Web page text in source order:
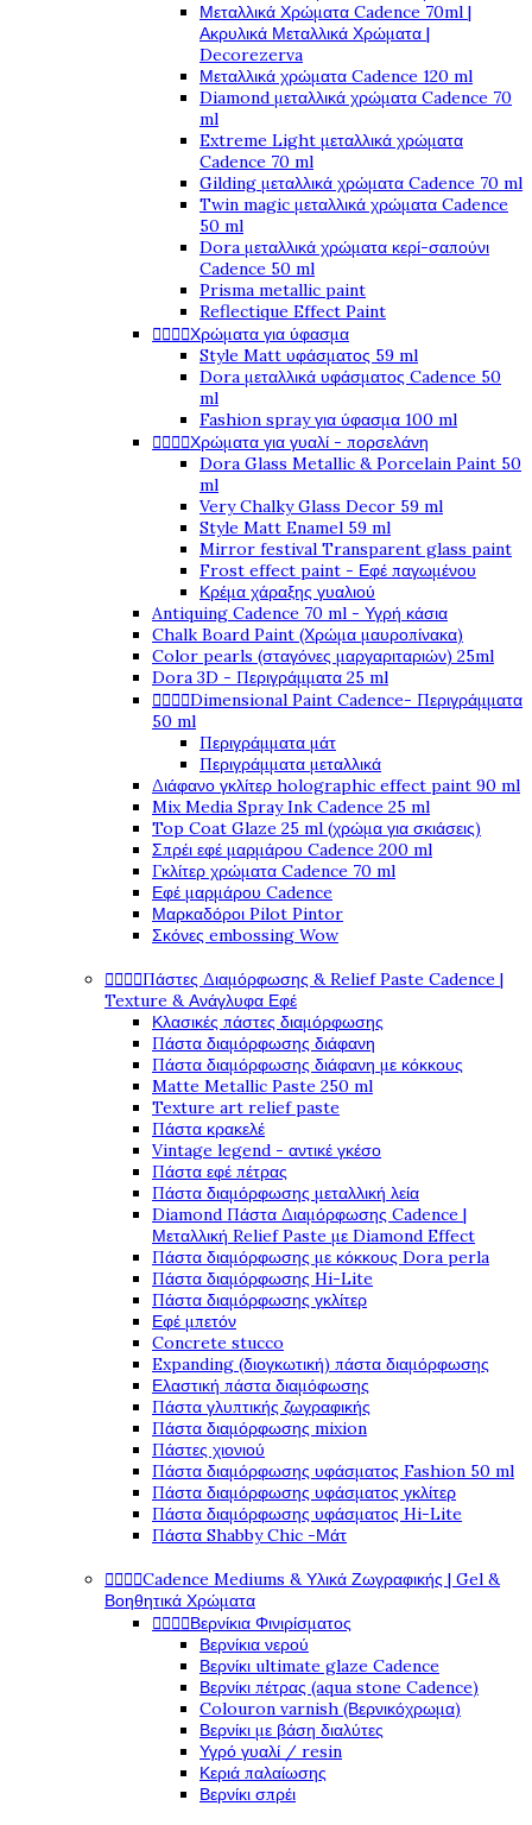
Μεταλλικά Χρώματα Cadence 70ml |
Ακρυλικά Μεταλλικά Χρώματα |
Decorezerva
Μεταλλικά χρώματα Cadence 120 ml
Diamond μεταλλικά χρώματα Cadence 70
ml
Extreme Light μεταλλικά χρώματα
Cadence 70 ml
Gilding μεταλλικά χρώματα Cadence 70 ml
Twin magic μεταλλικά χρώματα Cadence
50 ml
Dora μεταλλικά χρώματα κερί-σαπούνι
Cadence 50 ml
Prisma metallic paint
Reflectique Effect Paint
Χρώματα για ύφασμα
Style Matt υφάσματος 59 ml
Dora μεταλλικά υφάσματος Cadence 50
ml
Fashion spray για ύφασμα 100 ml
Χρώματα για γυαλί - πορσελάνη
Dora Glass Metallic & Porcelain Paint 50
ml
Very Chalky Glass Decor 59 ml
Style Matt Enamel 59 ml
Mirror festival Transparent glass paint
Frost effect paint - Εφέ παγωμένου
Κρέμα χάραξης γυαλιού
Antiquing Cadence 70 ml - Υγρή κάσια
Chalk Board Paint (Χρώμα μαυροπίνακα)
Color pearls (σταγόνες μαργαριταριών) 25ml
Dora 3D - Περιγράμματα 25 ml
Dimensional Paint Cadence- Περιγράμματα
50 ml
Περιγράμματα μάτ
Περιγράμματα μεταλλικά
Διάφανο γκλίτερ holographic effect paint 90 ml
Mix Media Spray Ink Cadence 25 ml
Top Coat Glaze 25 ml (χρώμα για σκιάσεις)
Σπρέι εφέ μαρμάρου Cadence 200 ml
Γκλίτερ χρώματα Cadence 70 ml
Εφέ μαρμάρου Cadence
Μαρκαδόροι Pilot Pintor
Σκόνες embossing Wow
Πάστες Διαμόρφωσης & Relief Paste Cadence |
Texture & Ανάγλυφα Εφέ
Κλασικές πάστες διαμόρφωσης
Πάστα διαμόρφωσης διάφανη
Πάστα διαμόρφωσης διάφανη με κόκκους
Matte Metallic Paste 250 ml
Texture art relief paste
Πάστα κρακελέ
Vintage legend - αντικέ γκέσο
Πάστα εφέ πέτρας
Πάστα διαμόρφωσης μεταλλική λεία
Diamond Πάστα Διαμόρφωσης Cadence |
Μεταλλική Relief Paste με Diamond Effect
Πάστα διαμόρφωσης με κόκκους Dora perla
Πάστα διαμόρφωσης Hi-Lite
Πάστα διαμόρφωσης γκλίτερ
Εφέ μπετόν
Concrete stucco
Expanding (διογκωτική) πάστα διαμόρφωσης
Ελαστική πάστα διαμόφωσης
Πάστα γλυπτικής ζωγραφικής
Πάστα διαμόρφωσης mixion
Πάστες χιονιού
Πάστα διαμόρφωσης υφάσματος Fashion 50 ml
Πάστα διαμόρφωσης υφάσματος γκλίτερ
Πάστα διαμόρφωσης υφάσματος Hi-Lite
Πάστα Shabby Chic -Μάτ
Cadence Mediums & Υλικά Ζωγραφικής | Gel &
Βοηθητικά Χρώματα
Βερνίκια Φινιρίσματος
Βερνίκια νερού
Βερνίκι ultimate glaze Cadence
Βερνίκι πέτρας (aqua stone Cadence)
Colouron varnish (Βερνικόχρωμα)
Βερνίκι με βάση διαλύτες
Υγρό γυαλί / resin
Κεριά παλαίωσης
Βερνίκι σπρέι